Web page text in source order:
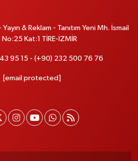
Yayın & Reklam - Tanıtım Yeni Mh. İsmail
No:25 Kat:1 TİRE-İZMİR
95 15 - (+90) 232 500 76 76
[email protected]